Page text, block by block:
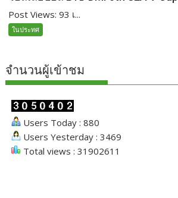
Post Views: 93 เ...
ในประทศ
จำนวนผู้เข้าชม
Users Today : 880
Users Yesterday : 3469
Total views : 31902611